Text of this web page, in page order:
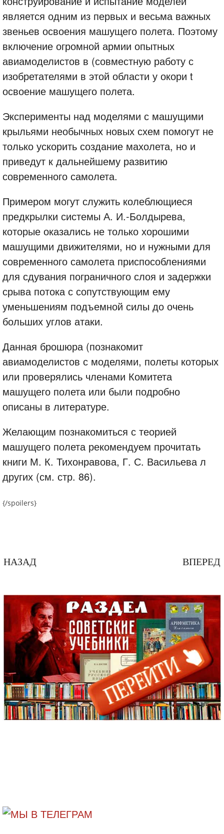
является одним из первых и весьма важных
звеньев освоения машущего полета. Поэтому
включение огромной армии опытных
авиамоделистов в (совместную работу с
изобретателями в этой области у окори t
освоение машущего полета.
Эксперименты над моделями с машущими
крыльями необычных новых схем помогут не
только ускорить создание махолета, но и
приведут к дальнейшему развитию
современного самолета.
Примером могут служить колеблющиеся
предкрылки системы А. И.-Болдырева,
которые оказались не только хорошими
машущими движителями, но и нужными для
современного самолета приспособлениями
для сдувания пограничного слоя и задержки
срыва потока с сопутствующим ему
уменьшениям подъемной силы до очень
больших углов атаки.
Данная брошюра (познакомит
авиамоделистов с моделями, полеты которых
или проверялись членами Комитета
машущего полета или были подробно
описаны в литературе.
Желающим познакомиться с теорией
машущего полета рекомендуем прочитать
книги М. К. Тихонравова, Г. С. Васильева л
других (см. стр. 86).
{/spoilers}
НАЗАД ВПЕРЕД